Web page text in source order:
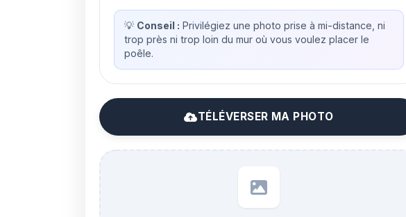
💡 Conseil : Privilégiez une photo prise à mi-distance, ni
trop près ni trop loin du mur où vous voulez placer le
poêle.
TÉLÉVERSER MA PHOTO